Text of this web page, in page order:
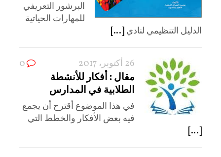
البرشور التعريفي
للمهارات الحياتية
الدليل التنظيمي لنادي [...]
26 أكتوبر، 2017 0
مقال : أفكار للأنشطة
الطلابية في المدارس
في هذا الموضوع أقترح أن يجمع
فيه بعض الأفكار والخطط التي
[...]